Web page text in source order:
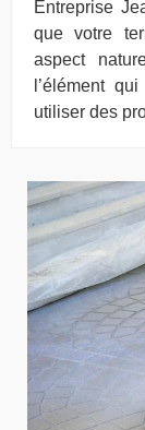
Entreprise
que votre
aspect
l’élément
utiliser des